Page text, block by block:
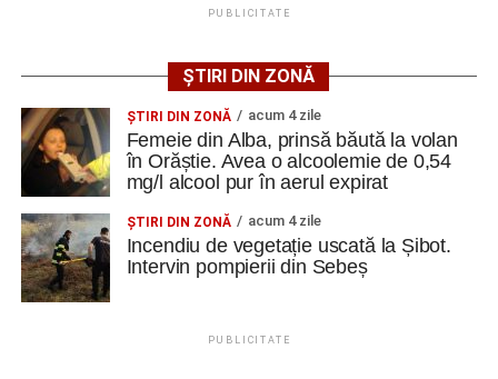
PUBLICITATE
ȘTIRI DIN ZONĂ
ŞTIRI DIN ZONĂ acum 4 zile
Femeie din Alba, prinsă băută la volan
în Orăștie. Avea o alcoolemie de 0,54
mg/l alcool pur în aerul expirat
ŞTIRI DIN ZONĂ acum 4 zile
Incendiu de vegetație uscată la Șibot.
Intervin pompierii din Sebeș
PUBLICITATE